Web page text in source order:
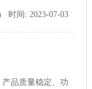
时间: 2023-07-03
产品质量稳定、功